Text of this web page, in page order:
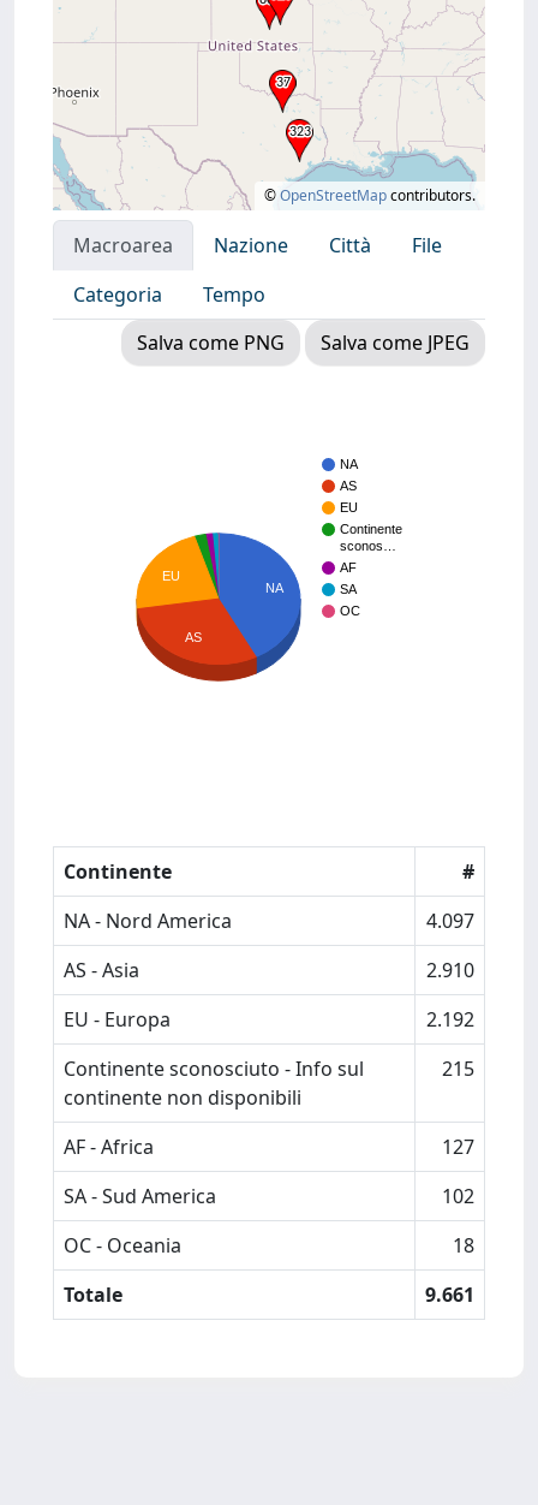
©OpenStreetMapcontributors.
Macroarea Nazione Città
File
Categoria
Tempo
Salva come PNG
Salva come JPEG
NA
AS
EU
Continente
sconos…
AF
SA
OC
NA
EU
AS
Continente
#
NA - Nord America
4.097
AS - Asia
2.910
EU - Europa
2.192
Continente sconosciuto - Info sul
continente non disponibili
215
AF - Africa
127
SA - Sud America
102
OC - Oceania
18
Totale
9.661